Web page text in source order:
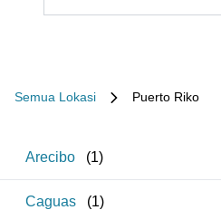
Semua Lokasi Puerto Riko
Arecibo (1)
Caguas (1)